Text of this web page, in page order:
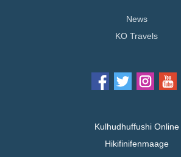
News
KO Travels
Kulhudhuffushi Online
Hikifinifenmaage